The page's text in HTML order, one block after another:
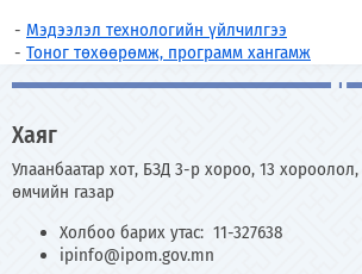
- Мэдээлэл технологийн үйлчилгээ
- Тоног төхөөрөмж, программ хангамж
Хаяг
Улаанбаатар хот, БЗД 3-р хороо, 13
өмчийн газар
Холбоо барих утас: 11-327638
ipinfo@ipom.gov.mn